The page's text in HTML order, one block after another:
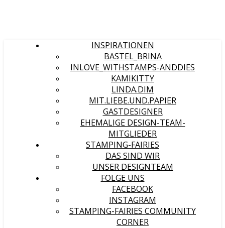
INSPIRATIONEN
BASTEL_BRINA
INLOVE_WITHSTAMPS-ANDDIES
KAMIKITTY
LINDA.DIM
MIT.LIEBE.UND.PAPIER
GASTDESIGNER
EHEMALIGE DESIGN-TEAM-
MITGLIEDER
STAMPING-FAIRIES
DAS SIND WIR
UNSER DESIGNTEAM
FOLGE UNS
FACEBOOK
INSTAGRAM
STAMPING-FAIRIES COMMUNITY
CORNER